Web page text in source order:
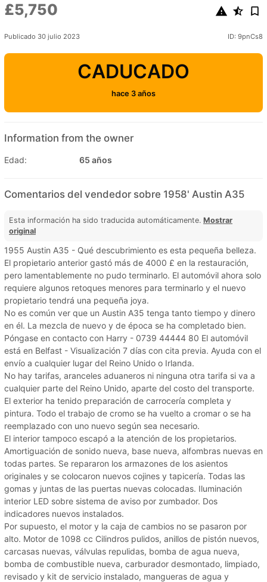
£5,750
Publicado 30 julio 2023 ID: 9pnCs8
CADUCADO
hace 3 años
Information from the owner
Edad: 65 años
Comentarios del vendedor sobre 1958' Austin A35
Esta información ha sido traducida automáticamente. Mostrar
original
1955 Austin A35 - Qué descubrimiento es esta pequeña belleza.
El propietario anterior gastó más de 4000 £ en la restauración,
pero lamentablemente no pudo terminarlo. El automóvil ahora solo
requiere algunos retoques menores para terminarlo y el nuevo
propietario tendrá una pequeña joya.
No es común ver que un Austin A35 tenga tanto tiempo y dinero
en él. La mezcla de nuevo y de época se ha completado bien.
Póngase en contacto con Harry - 0739 44444 80 El automóvil
está en Belfast - Visualización 7 días con cita previa. Ayuda con el
envío a cualquier lugar del Reino Unido o Irlanda.
No hay tarifas, aranceles aduaneros ni ninguna otra tarifa si va a
cualquier parte del Reino Unido, aparte del costo del transporte.
El exterior ha tenido preparación de carrocería completa y
pintura. Todo el trabajo de cromo se ha vuelto a cromar o se ha
reemplazado con uno nuevo según sea necesario.
El interior tampoco escapó a la atención de los propietarios.
Amortiguación de sonido nueva, base nueva, alfombras nuevas en
todas partes. Se repararon los armazones de los asientos
originales y se colocaron nuevos cojines y tapicería. Todas las
gomas y juntas de las puertas nuevas colocadas. Iluminación
interior LED sobre sistema de aviso por zumbador. Dos
indicadores nuevos instalados.
Por supuesto, el motor y la caja de cambios no se pasaron por
alto. Motor de 1098 cc Cilindros pulidos, anillos de pistón nuevos,
carcasas nuevas, válvulas repulidas, bomba de agua nueva,
bomba de combustible nueva, carburador desmontado, limpiado,
revisado y kit de servicio instalado, mangueras de agua y